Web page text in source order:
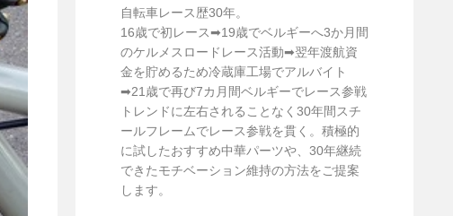
自転車レース歴30年。
16歳で初レース➡19歳でベルギーへ3か月間
のケルメスロードレース活動➡翌年渡航資
金を貯めるため冷蔵庫工場でアルバイト
➡21歳で再び7カ月間ベルギーでレース参戦
トレンドに左右されることなく30年間スチ
ールフレームでレース参戦を貫く。積極的
に試したおすすめ中華パーツや、30年継続
できたモチベーション維持の方法をご提案
します。